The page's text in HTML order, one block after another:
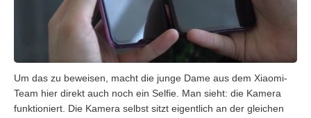
Um das zu beweisen, macht die junge Dame aus dem Xiaomi-
Team hier direkt auch noch ein Selfie. Man sieht: die Kamera
funktioniert. Die Kamera selbst sitzt eigentlich an der gleichen